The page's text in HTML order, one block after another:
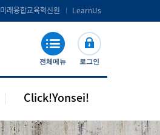
LearnUs
미래융합교육혁신원
로그인
전체메뉴
Click!Yonsei!
연세포탈서비스 및 LearnUs
S-Campus 서비스
학습지원
기타안내